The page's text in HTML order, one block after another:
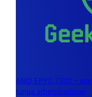
AMD EPYC 7302 –
tunga arbetsstationer